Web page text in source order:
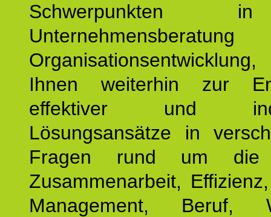
Schwerpunkten
Ihnen weiterhin zur
effektiver und
Lösungsansätze in
Fragen rund um die
Zusammenarbeit,
Management, Beruf,